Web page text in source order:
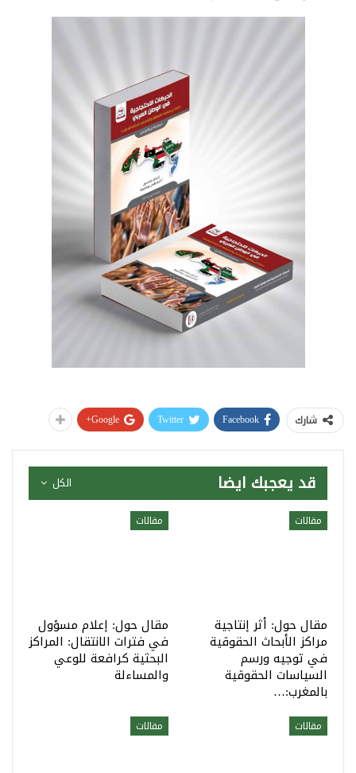
شارك Facebook
Twitter
Google+
الكل قد يعجبك ايضا
مقالات
مقال حول: أثر إنتاجية
مراكز الأبحاث الحقوقية
في توجيه ورسم
السياسات الحقوقية
بالمغرب:…
مقالات
مقال حول: إعلام مسؤول
في فترات الانتقال: المراكز
البحثية كرافعة للوعي
والمساءلة
مقالات مقالات